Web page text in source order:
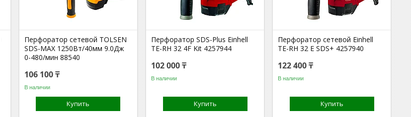
Перфоратор сетевой TOLSEN
SDS-MAX 1250Вт/40мм 9.0Дж
0-480/мин 88540
106 100 ₸
В наличии
Купить
Перфоратор SDS-Plus Einhell
TE-RH 32 4F Kit 4257944
102 000 ₸
В наличии
Купить
Перфоратор сетевой Einhell
TE-RH 32 E SDS+ 4257940
122 400 ₸
В наличии
Купить